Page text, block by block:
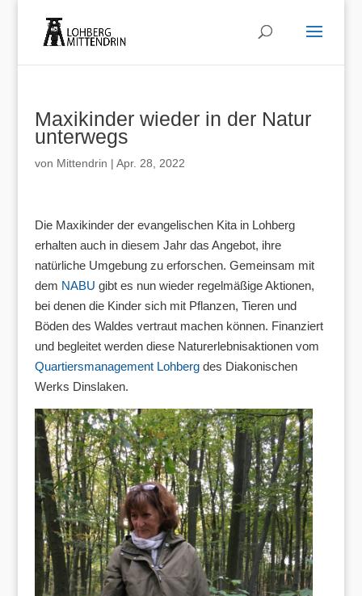
Maxikinder wieder in der Natur
unterwegs
von Mittendrin | Apr. 28, 2022
Die Maxikinder der evangelischen Kita in Lohberg
erhalten auch in diesem Jahr das Angebot, ihre
natürliche Umgebung zu erforschen. Gemeinsam mit
dem NABU gibt es nun wieder regelmäßige Aktionen,
bei denen die Kinder sich mit Pflanzen, Tieren und
Böden des Waldes vertraut machen können. Finanziert
und begleitet werden diese Naturerlebnisaktionen vom
Quartiersmanagement Lohbergdes Diakonischen
Werks Dinslaken.